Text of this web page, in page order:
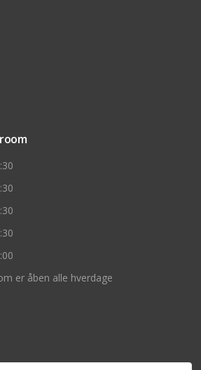
er åben alle hverdage